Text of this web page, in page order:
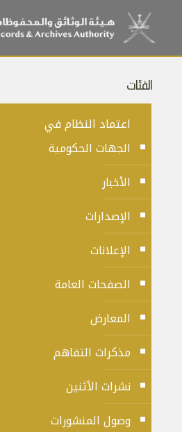
الفئات
اعتماد النظام في
الجهات الحكومية
الأخبار
الإصدارات
الإعلانات
الصفحات العامة
المعارض
مذكرات التفاهم
نشرات الأثنين
وصول المنشورات